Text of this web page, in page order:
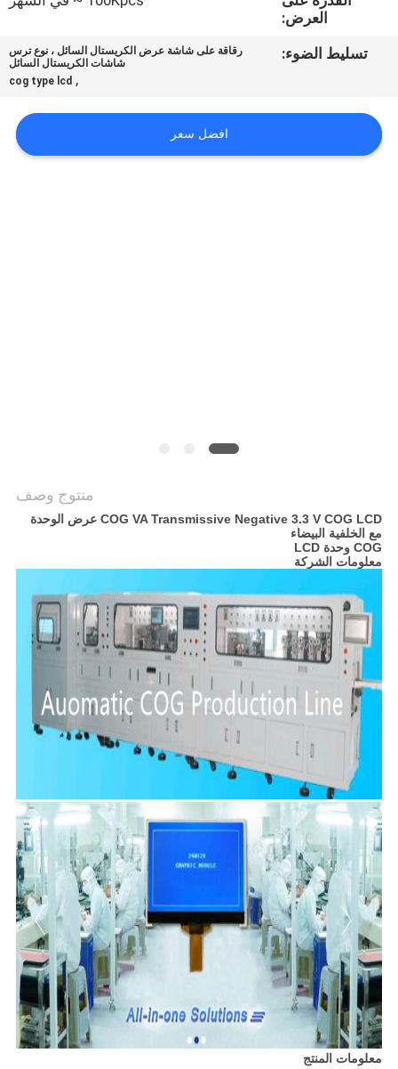
طلب
العرض:
تسليط الضوء:
رقاقة على شاشة عرض الكريستال السائل ، نوع ترس
شاشات الكريستال السائل
,
cog type lcd
افضل سعر
منتوج وصف
COG VA Transmissive Negative 3.3 V COG LCD عرض الوحدة
مع الخلفية البيضاء
COG وحدة LCD
معلومات الشركة
معلومات المنتج